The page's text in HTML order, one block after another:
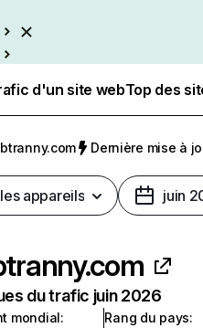
d'un site webTop des
Dernière mise à
appareils juin
du trafic juin 2026
mondial:
Rang du pays: